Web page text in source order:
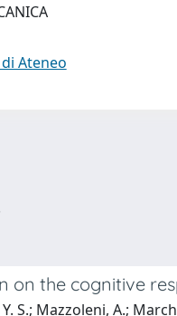
Ateneo
the cognitive
S.; Mazzoleni, A.;